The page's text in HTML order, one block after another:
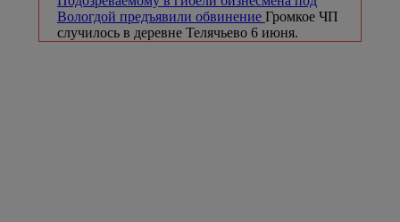
Вологдой предъявили обвинение Громкое ЧП
случилось в деревне Телячьево 6 июня.